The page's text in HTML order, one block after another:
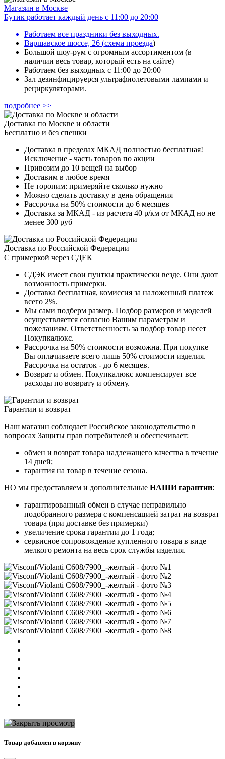
Магазин в Москве
Бутик работает каждый день с 11:00 до 20:00
Работаем все праздники без выходных.
Варшавское шоссе, 26 (схема проезда)
Большой шоу-рум с огромным ассортиментом (в
наличии весь товар, который есть на сайте)
Работаем без выходных с 11:00 до 20:00
Зал дезинфицируерся ультрафиолетовыми лампами и
рециркуляторами.
подробнее >>
Доставка по Москве и области
Бесплатно и без спешки
Доставка в пределах МКАД полностью бесплатная!
Исключение - часть товаров по акции
Привозим до 10 вещей на выбор
Доставим в любое время
Не торопим: примеряйте сколько нужно
Можно сделать доставку в день обращения
Рассрочка на 50% стоимости до 6 месяцев
Доставка за МКАД - из расчета 40 р/км от МКАД но не
менее 300 руб
Доставка по Российской Федерации
С примеркой через СДЕК
СДЭК имеет свои пунткы практически везде. Они дают
возможность примерки.
Доставка бесплатная, комиссия за наложенный платеж
всего 2%.
Мы сами подберм размер. Подбор размеров и моделей
осуществляется согласно Вашим параметрам и
пожеланиям. Ответственность за подбор товар несет
Покупкалюкс.
Рассрочка на 50% стоимости возможна. При покупке
Вы оплачиваете всего лишь 50% стоимости изделия.
Рассрочка на остаток - до 6 месяцев.
Возврат и обмен. Покупкалюкс компенсирует все
расходы по возврату и обмену.
Гарантии и возврат
Наш магазин соблюдает Российское законодательство в
вопросах Защиты прав потребителей и обеспечивает:
обмен и возврат товара надлежащего качества в течение
14 дней;
гарантия на товар в течение сезона.
НО мы предоставляем и дополнительные НАШИ гарантии:
гарантированный обмен в случае неправильно
подобранного размера с компенсацией затрат на возврат
товара (при доставке без примерки)
увеличение срока гарантии до 1 года;
сервисное сопровождение купленного товара в виде
мелкого ремонта на весь срок службы изделия.
Товар добавлен в корзину